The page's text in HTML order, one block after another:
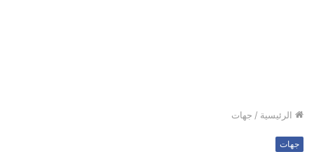
الرئيسية / جهات
جهات